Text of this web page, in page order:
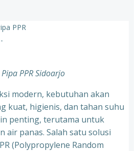
PPR
-
PPR Sidoarjo
modern, kebutuhan akan
kuat, higienis, dan tahan suhu
penting, terutama untuk
air panas. Salah satu solusi
(Polypropylene Random